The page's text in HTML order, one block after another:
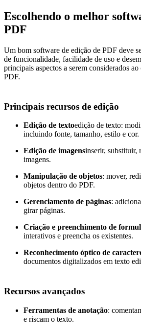
Escolhendo o melhor
PDF
Um bom software de edição de PDF deve
de funcionalidade, facilidade de uso e
principais aspectos a serem considerados
PDF.
Principais recursos de edição
Edição de textoedição de texto:
incluindo fonte, tamanho, estilo e cor.
Edição de imagensinserir, substituir,
imagens.
Manipulação de objetos: mover,
objetos dentro do PDF.
Gerenciamento de páginas:
girar páginas.
Criação e preenchimento de
interativos e preencha os existentes.
Reconhecimento óptico de
documentos digitalizados em texto
Recursos avançados
Ferramentas de anotação:
e riscam o texto.